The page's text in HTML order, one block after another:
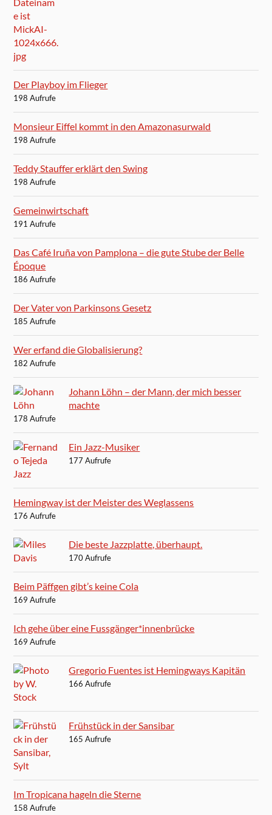
Der Playboy im Flieger
198 Aufrufe
Monsieur Eiffel kommt in den Amazonasurwald
198 Aufrufe
Teddy Stauffer erklärt den Swing
198 Aufrufe
Gemeinwirtschaft
191 Aufrufe
Das Café Iruña von Pamplona – die gute Stube der Belle
Époque
186 Aufrufe
Der Vater von Parkinsons Gesetz
185 Aufrufe
Wer erfand die Globalisierung?
182 Aufrufe
Johann Löhn – der Mann, der mich besser
machte
178 Aufrufe
Ein Jazz-Musiker
177 Aufrufe
Hemingway ist der Meister des Weglassens
176 Aufrufe
Die beste Jazzplatte, überhaupt.
170 Aufrufe
Beim Päffgen gibt’s keine Cola
169 Aufrufe
Ich gehe über eine Fussgänger*innenbrücke
169 Aufrufe
Gregorio Fuentes ist Hemingways Kapitän
166 Aufrufe
Frühstück in der Sansibar
165 Aufrufe
Im Tropicana hageln die Sterne
158 Aufrufe